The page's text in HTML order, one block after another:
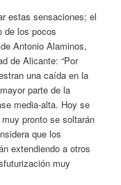
estas sensaciones; el
de los pocos
Antonio Alaminos,
de Alicante: “Por
una caída en la
parte de la
media-alta. Hoy se
pronto se soltarán
que los
extendiendo a otros
muy